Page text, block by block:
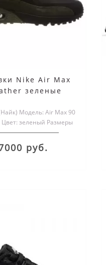
Nike Air Max
зеленые
Модель: Air Max 90
зеленый Размеры
мужские и жен..
руб.